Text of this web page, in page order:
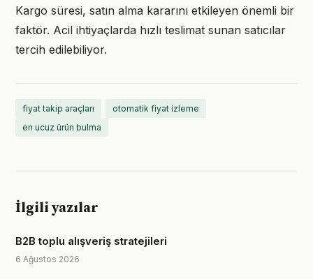
Kargo süresi, satın alma kararını etkileyen önemli bir
faktör. Acil ihtiyaçlarda hızlı teslimat sunan satıcılar
tercih edilebiliyor.
fiyat takip araçları
otomatik fiyat izleme
en ucuz ürün bulma
İlgili yazılar
B2B toplu alışveriş stratejileri
6 Ağustos 2026